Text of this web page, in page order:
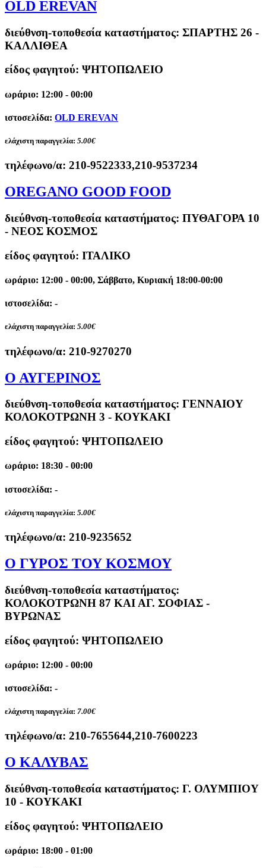
OLD EREVAN
διεύθνση-τοποθεσία καταστήματος: ΣΠΑΡΤΗΣ 26 -
ΚΑΛΛΙΘΕΑ
είδος φαγητού: ΨΗΤΟΠΩΛΕΙΟ
ωράριο: 12:00 - 00:00
ιστοσελίδα: OLD EREVAN
ελάχιστη παραγγελία: 5.00€
τηλέφωνο/α: 210-9522333,210-9537234
OREGANO GOOD FOOD
διεύθνση-τοποθεσία καταστήματος: ΠΥΘΑΓΟΡΑ 10
- ΝΕΟΣ ΚΟΣΜΟΣ
είδος φαγητού: ΙΤΑΛΙΚΟ
ωράριο: 12:00 - 00:00, Σάββατο, Κυριακή 18:00-00:00
ιστοσελίδα: -
ελάχιστη παραγγελία: 5.00€
τηλέφωνο/α: 210-9270270
Ο ΑΥΓΕΡΙΝΟΣ
διεύθνση-τοποθεσία καταστήματος: ΓΕΝΝΑΙΟΥ
ΚΟΛΟΚΟΤΡΩΝΗ 3 - ΚΟΥΚΑΚΙ
είδος φαγητού: ΨΗΤΟΠΩΛΕΙΟ
ωράριο: 18:30 - 00:00
ιστοσελίδα: -
ελάχιστη παραγγελία: 5.00€
τηλέφωνο/α: 210-9235652
Ο ΓΥΡΟΣ ΤΟΥ ΚΟΣΜΟΥ
διεύθνση-τοποθεσία καταστήματος:
ΚΟΛΟΚΟΤΡΩΝΗ 87 ΚΑΙ ΑΓ. ΣΟΦΙΑΣ -
ΒΥΡΩΝΑΣ
είδος φαγητού: ΨΗΤΟΠΩΛΕΙΟ
ωράριο: 12:00 - 00:00
ιστοσελίδα: -
ελάχιστη παραγγελία: 7.00€
τηλέφωνο/α: 210-7655644,210-7600223
Ο ΚΑΛΥΒΑΣ
διεύθνση-τοποθεσία καταστήματος: Γ. ΟΛΥΜΠΙΟΥ
10 - ΚΟΥΚΑΚΙ
είδος φαγητού: ΨΗΤΟΠΩΛΕΙΟ
ωράριο: 18:00 - 01:00